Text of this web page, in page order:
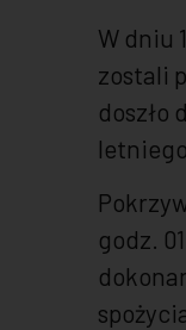
W dniu
zostali
doszło
godz.